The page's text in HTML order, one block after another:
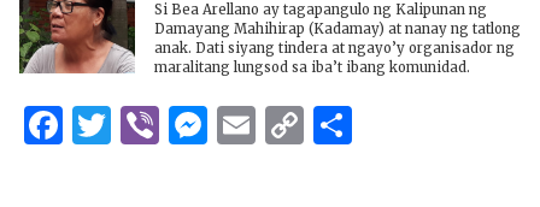
Si Bea Arellano ay tagapangulo ng Kalipunan ng
Damayang Mahihirap (Kadamay) at nanay ng tatlong
anak. Dati siyang tindera at ngayo’y organisador ng
maralitang lungsod sa iba’t ibang komunidad.
Facebook
Twitter
ViberMessenger
Email
Copy